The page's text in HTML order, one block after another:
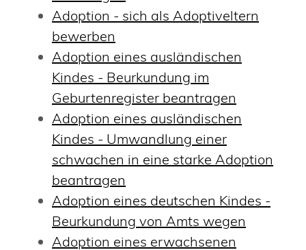
Adoption - sich als Adoptiveltern
bewerben
Adoption eines ausländischen
Kindes - Beurkundung im
Geburtenregister beantragen
Adoption eines ausländischen
Kindes - Umwandlung einer
schwachen in eine starke Adoption
beantragen
Adoption eines deutschen Kindes -
Beurkundung von Amts wegen
Adoption eines erwachsenen